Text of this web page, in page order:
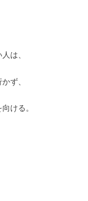
は、
ず、
ける。